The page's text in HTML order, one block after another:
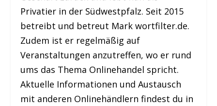
Privatier in der Südwestpfalz. Seit 2015
betreibt und betreut Mark wortfilter.de.
Zudem ist er regelmäßig auf
Veranstaltungen anzutreffen, wo er rund
ums das Thema Onlinehandel spricht.
Aktuelle Informationen und Austausch
mit anderen Onlinehändlern findest du in